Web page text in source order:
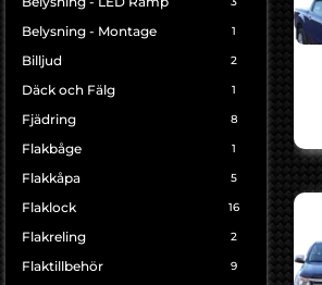
Belysning - Montage 1
Billjud 2
Däck och Fälg 1
Fjädring 8
Flakbåge 1
Flakkåpa 5
Flaklock 16
Flakreling 2
Flaktillbehör 9